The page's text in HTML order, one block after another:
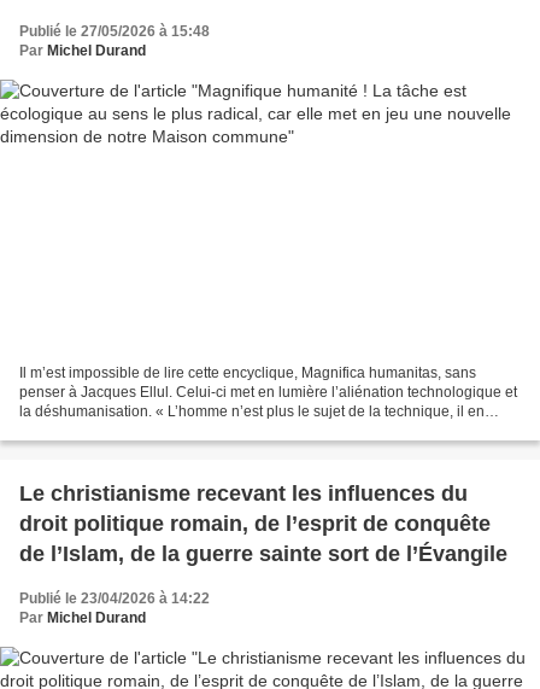
Publié le 27/05/2026 à 15:48
Par Michel Durand
Il m’est impossible de lire cette encyclique, Magnifica humanitas, sans
penser à Jacques Ellul. Celui-ci met en lumière l’aliénation technologique et
la déshumanisation. « L’homme n’est plus le sujet de la technique, il en
Le christianisme recevant les influences du
droit politique romain, de l’esprit de conquête
de l’Islam, de la guerre sainte sort de l’Évangile
Publié le 23/04/2026 à 14:22
Par Michel Durand